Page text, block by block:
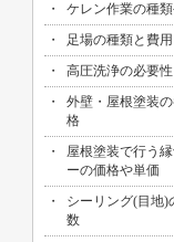
ケレン作業の種
足場の種類と費用
高圧洗浄の必要
外壁・屋根塗装
格
屋根塗装で行う
ーの価格や単価
シーリング(目地)
数